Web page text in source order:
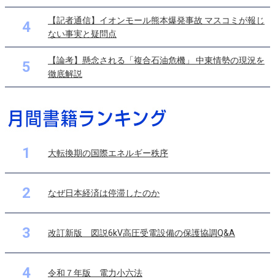
4
【記者通信】イオンモール熊本爆発事故 マスコミが報じ
ない事実と疑問点
5
【論考】懸念される「複合石油危機」 中東情勢の現況を
徹底解説
1 大転換期の国際エネルギー秩序
2 なぜ日本経済は停滞したのか
3 改訂新版 図説6kV高圧受電設備の保護協調Q&A
4 令和７年版 電力小六法